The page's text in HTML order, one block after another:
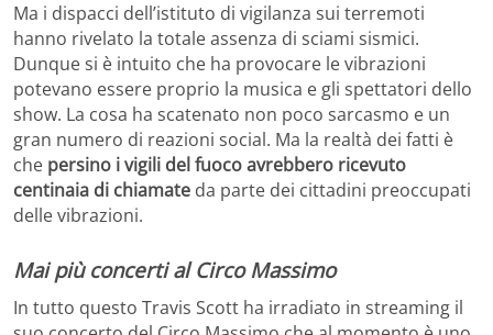
Ma i dispacci dell’istituto di vigilanza sui terremoti
hanno rivelato la totale assenza di sciami sismici.
Dunque si è intuito che ha provocare le vibrazioni
potevano essere proprio la musica e gli spettatori dello
show. La cosa ha scatenato non poco sarcasmo e un
gran numero di reazioni social. Ma la realtà dei fatti è
che persino i vigili del fuoco avrebbero ricevuto
centinaia di chiamate da parte dei cittadini preoccupati
delle vibrazioni.
Mai più concerti al Circo Massimo
In tutto questo Travis Scott ha irradiato in streaming il